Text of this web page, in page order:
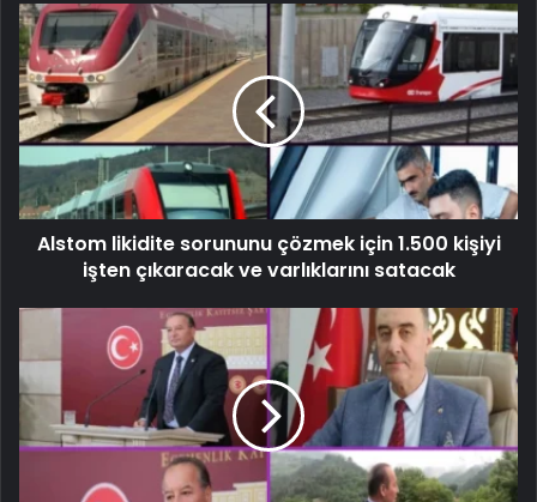
Alstom likidite sorununu çözmek için 1.500 kişiyi
işten çıkaracak ve varlıklarını satacak